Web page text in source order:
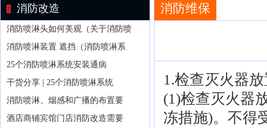
消防改造
消防喷淋头如何美观（关于消防喷
消防喷淋装置 遮挡（消防喷淋系
25个消防喷淋系统安装通病
干货分享 | 25个消防喷淋系统
消防喷淋、烟感和广播的布置要
酒店商铺宾馆门店消防改造需要
消防维保
1.检查灭火器
(1)检查灭火器
冻措施)。不得